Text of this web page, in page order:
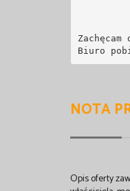
NOTA
Opis oferty